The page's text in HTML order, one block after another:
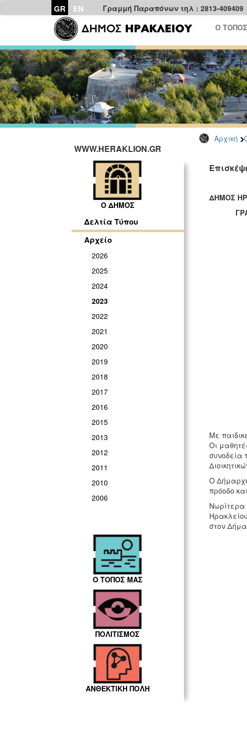
GR EN Γραμμή Παραπόνων τηλ : 2813-409409
Ο
Αρχική
WWW.HERAKLION.GR
Ο ΔΗΜΟΣ
Δελτία Τύπου
Αρχείο
2026
2025
2024
2023
2022
2021
2020
2019
2018
2017
2016
2015
2013
2012
2011
2010
2006
Ο ΤΟΠΟΣ ΜΑΣ
ΠΟΛΙΤΙΣΜΟΣ
ΑΝΘΕΚΤΙΚΗ ΠΟΛΗ
ΔΗΜΟΣ
Με
Οι
συνοδεία
Ο
πρόοδο
στον